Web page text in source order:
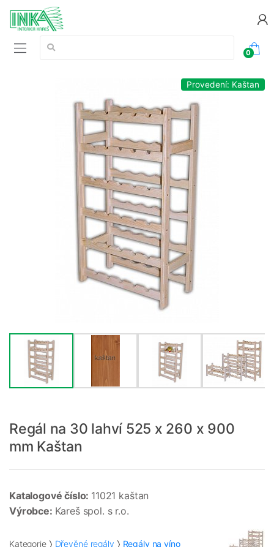
Vyhledávání:
0
Provedení: Kaštan
Regál na 30 lahví 525 x 260 x 900
mm Kaštan
Katalogové číslo: 11021 kaštan
Výrobce: Kareš spol. s r.o.
Kategorie Dřevěné regály Regály na víno